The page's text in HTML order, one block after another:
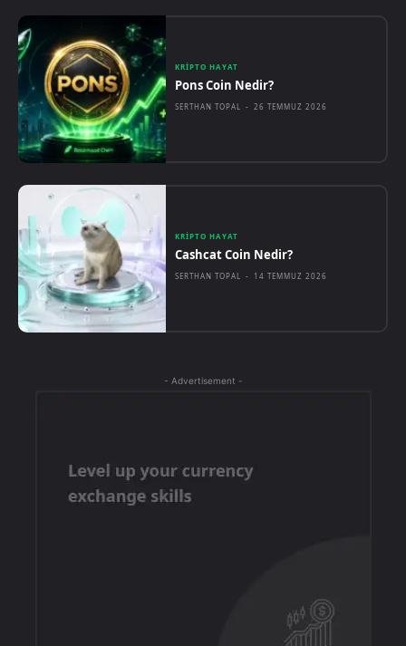
KRIPTO HAYAT
Pons Coin Nedir?
SERTHAN TOPAL - 26 TEMMUZ 2026
KRIPTO HAYAT
Cashcat Coin Nedir?
SERTHAN TOPAL - 14 TEMMUZ 2026
- Advertisement -